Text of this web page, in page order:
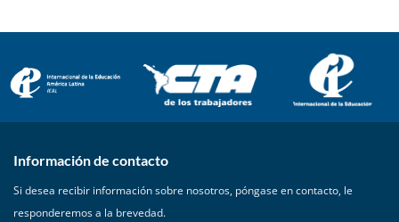
Información de contacto
Si desea recibir información sobre nosotros, póngase en contacto, le
responderemos a la brevedad.